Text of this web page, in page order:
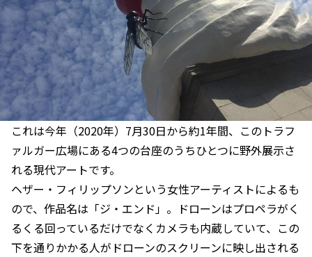
これは今年（2020年）7月30日から約1年間、このトラフ
ァルガー広場にある4つの台座のうちひとつに野外展示さ
れる現代アートです。
ヘザー・フィリップソンという女性アーティストによるも
ので、作品名は「ジ・エンド」。ドローンはプロペラがく
るくる回っているだけでなくカメラも内蔵していて、この
下を通りかかる人がドローンのスクリーンに映し出される